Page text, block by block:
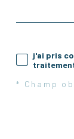
j'ai pris
* Champ